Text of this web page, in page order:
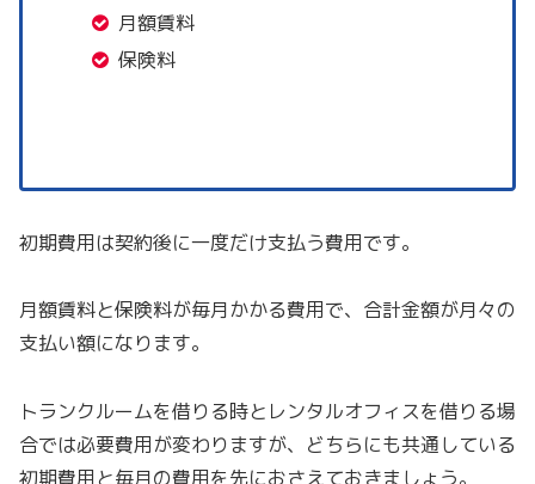
月額賃料
保険料
初期費用は契約後に一度だけ支払う費用です。
月額賃料と保険料が毎月かかる費用で、合計金額が月々の
支払い額になります。
トランクルームを借りる時とレンタルオフィスを借りる場
合では必要費用が変わりますが、どちらにも共通している
初期費用と毎月の費用を先におさえておきましょう。